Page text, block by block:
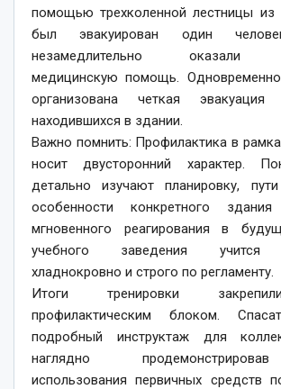
помощью трехколенной лестницы из
был эвакуирован один
незамедлительно оказали
медицинскую помощь.
организована четкая
находившихся в здании.
Важно помнить: Профилактика в
носит двусторонний характер.
детально изучают планировку,
особенности конкретного
мгновенного реагирования в
учебного заведения учится
хладнокровно и строго по регламенту.
Итоги тренировки
профилактическим блоком.
подробный инструктаж для
наглядно
использования первичных средств